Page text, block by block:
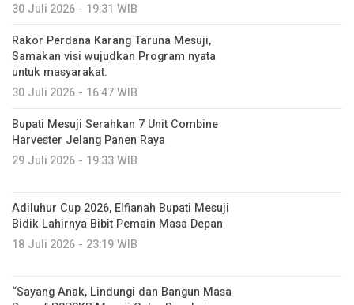
30 Juli 2026 - 19:31 WIB
Rakor Perdana Karang Taruna Mesuji,
Samakan visi wujudkan Program nyata
untuk masyarakat.
30 Juli 2026 - 16:47 WIB
Bupati Mesuji Serahkan 7 Unit Combine
Harvester Jelang Panen Raya
29 Juli 2026 - 19:33 WIB
Adiluhur Cup 2026, Elfianah Bupati Mesuji
Bidik Lahirnya Bibit Pemain Masa Depan
18 Juli 2026 - 23:19 WIB
“Sayang Anak, Lindungi dan Bangun Masa